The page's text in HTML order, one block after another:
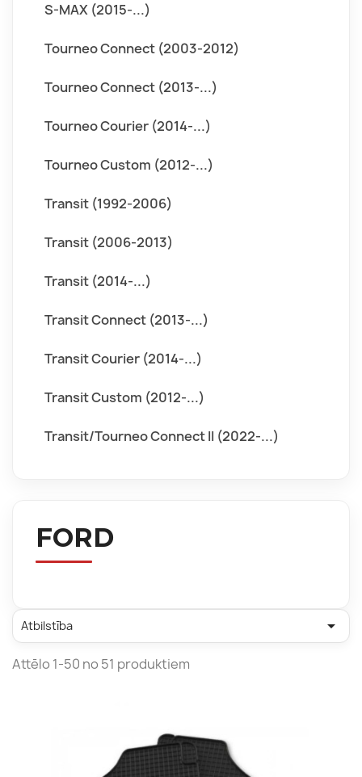
S-MAX (2015-...)
Tourneo Connect (2003-2012)
Tourneo Connect (2013-...)
Tourneo Courier (2014-...)
Tourneo Custom (2012-...)
Transit (1992-2006)
Transit (2006-2013)
Transit (2014-...)
Transit Connect (2013-...)
Transit Courier (2014-...)
Transit Custom (2012-...)
Transit/Tourneo Connect II (2022-...)
FORD
Atbilstība 
Attēlo 1-50 no 51 produktiem